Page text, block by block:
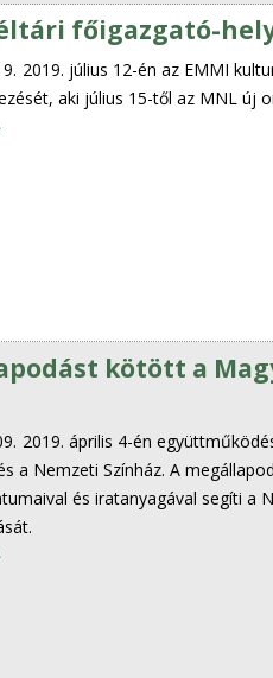
főigazgató-
2019. július 12-én az EMMI
aki július 15-től az MNL új
kötött a
2019. április 4-én
a Nemzeti Színház. A
és iratanyagával segíti a